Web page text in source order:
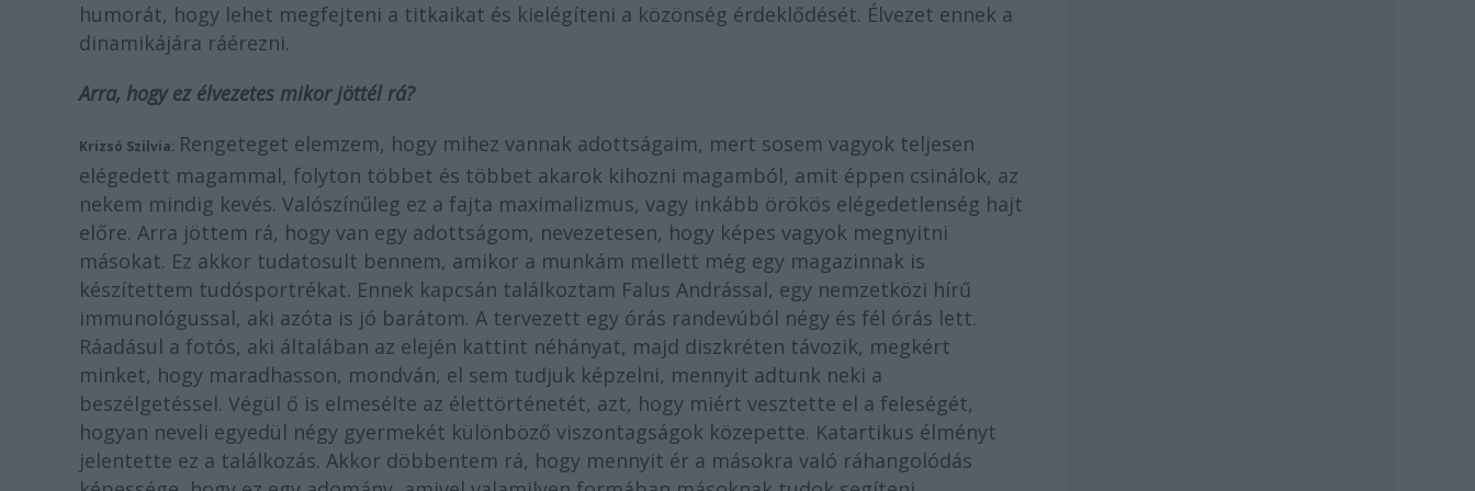
humorát, hogy lehet megfejteni a titkaikat és kielégíteni a közönség érdeklődését. Élvezet ennek a
dinamikájára ráérezni.
Arra, hogy ez élvezetes mikor jöttél rá?
Krizsó Szilvia: Rengeteget elemzem, hogy mihez vannak adottságaim, mert sosem vagyok teljesen
elégedett magammal, folyton többet és többet akarok kihozni magamból, amit éppen csinálok, az
nekem mindig kevés. Valószínűleg ez a fajta maximalizmus, vagy inkább örökös elégedetlenség hajt
előre. Arra jöttem rá, hogy van egy adottságom, nevezetesen, hogy képes vagyok megnyitni
másokat. Ez akkor tudatosult bennem, amikor a munkám mellett még egy magazinnak is
készítettem tudósportrékat. Ennek kapcsán találkoztam Falus Andrással, egy nemzetközi hírű
immunológussal, aki azóta is jó barátom. A tervezett egy órás randevúból négy és fél órás lett.
Ráadásul a fotós, aki általában az elején kattint néhányat, majd diszkréten távozik, megkért
minket, hogy maradhasson, mondván, el sem tudjuk képzelni, mennyit adtunk neki a
beszélgetéssel. Végül ő is elmesélte az élettörténetét, azt, hogy miért vesztette el a feleségét,
hogyan neveli egyedül négy gyermekét különböző viszontagságok közepette. Katartikus élményt
jelentette ez a találkozás. Akkor döbbentem rá, hogy mennyit ér a másokra való ráhangolódás